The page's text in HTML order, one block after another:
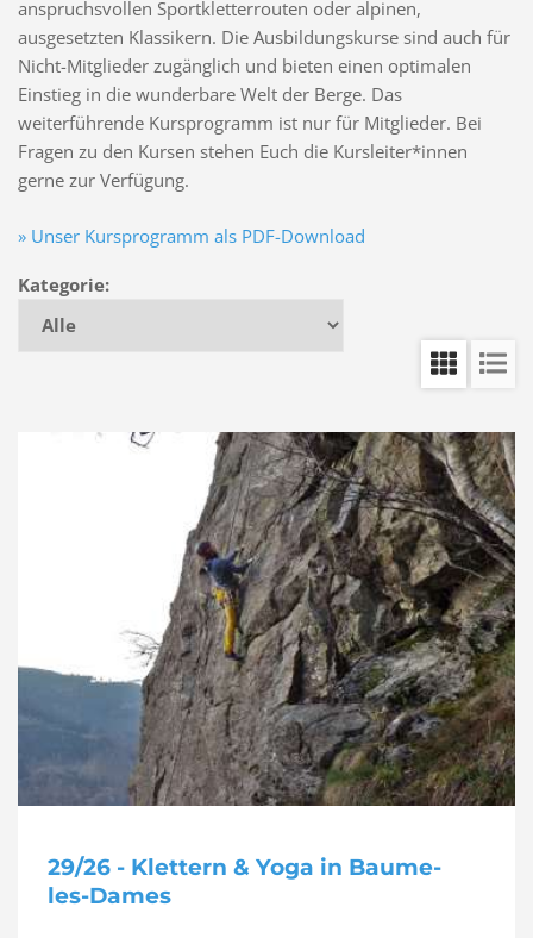
anspruchsvollen Sportkletterrouten oder alpinen,
ausgesetzten Klassikern. Die Ausbildungskurse sind auch für
Nicht-Mitglieder zugänglich und bieten einen optimalen
Einstieg in die wunderbare Welt der Berge. Das
weiterführende Kursprogramm ist nur für Mitglieder. Bei
Fragen zu den Kursen stehen Euch die Kursleiter*innen
gerne zur Verfügung.
» Unser Kursprogramm als PDF-Download
Kategorie:
29/26 - Klettern & Yoga in Baume-
les-Dames